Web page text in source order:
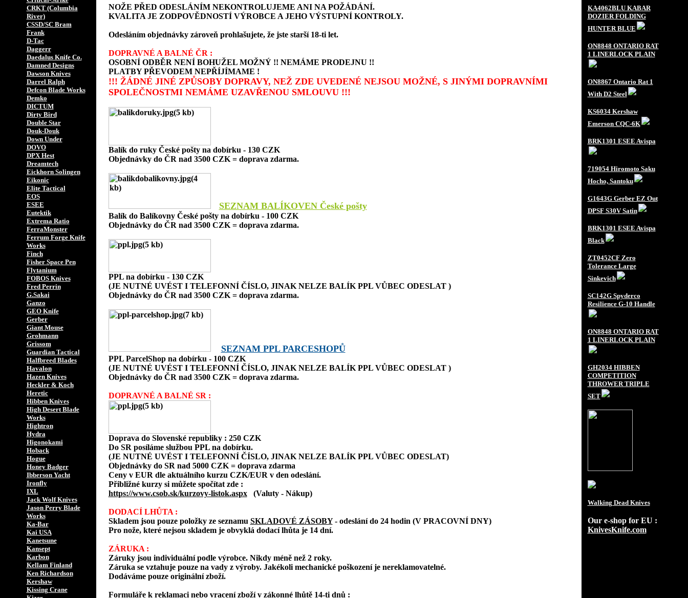
CRKT (Columbia
River)
CSSD/SC Bram
Frank
D-Tac
Daggerr
Daedalus Knife Co.
Damned Designs
Dawson Knives
Darrel Ralph
Defcon Blade Works
Demko
DICTUM
Dirty Bird
Double Star
Douk-Douk
Down Under
DOVO
DPX Hest
Dreamtech
Eickhorn Solingen
Eikonic
Elite Tactical
EOS
ESEE
Eutektik
Extrema Ratio
FerraMonster
Ferrum Forge Knife
Works
Finch
Fisher Space Pen
Flytanium
FOBOS Knives
Fred Perrin
G.Sakai
Ganzo
GEO Knife
Gerber
Giant Mouse
Grohmann
Grissom
Guardian Tactical
Halfbreed Blades
Havalon
Hazen Knives
Heckler & Koch
Heretic
Hibben Knives
High Desert Blade
Works
Hightron
Hydra
Higonokami
Hoback
Hogue
Honey Badger
Ibberson Yacht
Ironfly
IXL
Jack Wolf Knives
Jason Perry Blade
Works
Ka-Bar
Kai USA
Kanetsune
Kansept
Karbon
Kellam Finland
Ken Richardson
Kershaw
Kissing Crane
NOŽE PŘED ODESLÁNÍM NEKONTROLUJEME ANI NA POŽÁDÁNÍ.
KVALITA JE ZODPOVĚDNOSTÍ VÝROBCE A JEHO VÝSTUPNÍ KONTROLY.
Odesláním objednávky zároveň prohlašujete, že jste starší 18-ti let.
DOPRAVNÉ A BALNÉ ČR :
OSOBNÍ ODBĚR NENÍ BOHUŽEL MOŽNÝ !! NEMÁME PRODEJNU !!
PLATBY PŘEVODEM NEPŘÍJÍMAME !
!!! ŽÁDNÉ JINÉ ZPŮSOBY DOPRAVY, NEŽ ZDE UVEDENÉ NEJSOU MOŽNÉ, S JINÝMI DOPRAVNÍMI
SPOLEČNOSTMI NEMÁME UZAVŘENOU SMLOUVU !!!
Balík do ruky České pošty na dobírku - 130 CZK
Objednávky do ČR nad 3500 CZK = doprava zdarma.
SEZNAM BALÍKOVEN České pošty
Balík do Balíkovny České pošty na dobírku - 100 CZK
Objednávky do ČR nad 3500 CZK = doprava zdarma.
PPL na dobírku - 130 CZK
(JE NUTNÉ UVÉST I TELEFONNÍ ČÍSLO, JINAK NELZE BALÍK PPL VŮBEC ODESLAT )
Objednávky do ČR nad 3500 CZK = doprava zdarma.
SEZNAM PPL PARCESHOPŮ
PPL ParcelShop na dobírku - 100 CZK
(JE NUTNÉ UVÉST I TELEFONNÍ ČÍSLO, JINAK NELZE BALÍK PPL VŮBEC ODESLAT )
Objednávky do ČR nad 3500 CZK = doprava zdarma.
DOPRAVNÉ A BALNÉ SR :
Doprava do Slovenské republiky : 250 CZK
Do SR posíláme službou PPL na dobírku.
(JE NUTNÉ UVÉST I TELEFONNÍ ČÍSLO, JINAK NELZE BALÍK PPL VŮBEC ODESLAT)
Objednávky do SR nad 5000 CZK = doprava zdarma
Ceny v EUR dle aktuálního kurzu CZK/EUR v den odeslání.
Přibližné kurzy si můžete spočítat zde :
https://www.csob.sk/kurzovy-listok.aspx
(Valuty - Nákup)
DODACÍ LHŮTA :
Skladem jsou pouze položky ze seznamu SKLADOVÉ ZÁSOBY - odeslání do 24 hodin (V PRACOVNÍ DNY)
Pro nože, které nejsou skladem je obvyklá dodací lhůta je 14 dní.
ZÁRUKA :
Záruky jsou individuální podle výrobce. Nikdy méně než 2 roky.
Záruka se vztahuje pouze na vady z výroby. Jakékoli mechanické poškození je nereklamovatelné.
Dodáváme pouze originální zboží.
Formuláře k reklamaci nebo vracení zboží v zákonné lhůtě 14-ti dnů :
KA4062BLU KABAR
DOZIER FOLDING
HUNTER BLUE
ON8848 ONTARIO RAT
1 LINERLOCK PLAIN
ON8867 Ontario Rat 1
With D2 Steel
KS6034 Kershaw
Emerson CQC-6K
BRK1301 ESEE Avispa
719054 Hiromoto Saku
Hocho, Santoku
G1643G Gerber EZ Out
DPSF S30V Satin
BRK1301 ESEE Avispa
Black
ZT0452CF Zero
Tolerance Large
Sinkevich
SC142G Spyderco
Resilience G-10 Handle
ON8848 ONTARIO RAT
1 LINERLOCK PLAIN
GH2034 HIBBEN
COMPETITION
THROWER TRIPLE
SET
Walking Dead Knives
Our e-shop for EU :
KnivesKnife.com